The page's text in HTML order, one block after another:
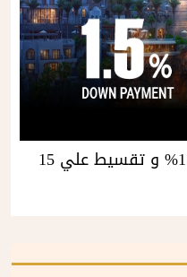
عرض لفترة محدودة مقدم 1.5% و تقسيط علي 15